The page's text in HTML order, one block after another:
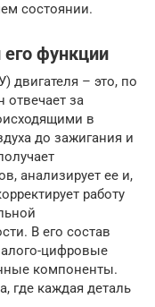
состоянии.
функции
двигателя – это, по
отвечает за
в
до зажигания и
анализирует ее и,
работу
В его состав
цифровые
компоненты.
где каждая деталь